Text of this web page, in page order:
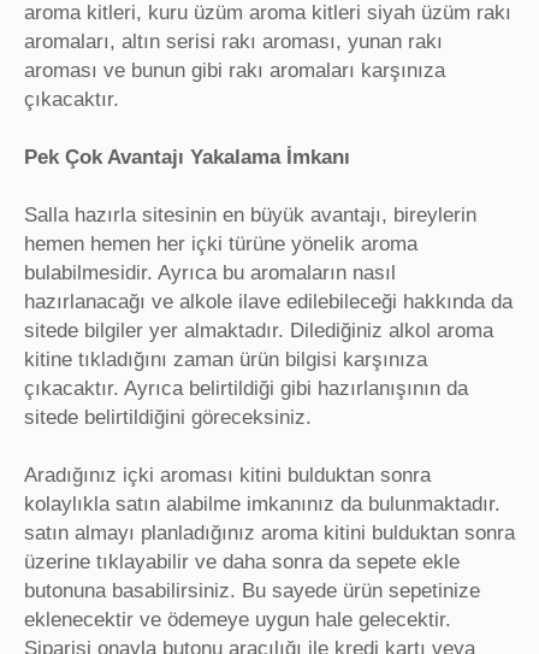
aroma kitleri, kuru üzüm aroma kitleri siyah üzüm rakı
aromaları, altın serisi rakı aroması, yunan rakı
aroması ve bunun gibi rakı aromaları karşınıza
çıkacaktır.
Pek Çok Avantajı Yakalama İmkanı
Salla hazırla sitesinin en büyük avantajı, bireylerin
hemen hemen her içki türüne yönelik aroma
bulabilmesidir. Ayrıca bu aromaların nasıl
hazırlanacağı ve alkole ilave edilebileceği hakkında da
sitede bilgiler yer almaktadır. Dilediğiniz alkol aroma
kitine tıkladığını zaman ürün bilgisi karşınıza
çıkacaktır. Ayrıca belirtildiği gibi hazırlanışının da
sitede belirtildiğini göreceksiniz.
Aradığınız içki aroması kitini bulduktan sonra
kolaylıkla satın alabilme imkanınız da bulunmaktadır.
satın almayı planladığınız aroma kitini bulduktan sonra
üzerine tıklayabilir ve daha sonra da sepete ekle
butonuna basabilirsiniz. Bu sayede ürün sepetinize
eklenecektir ve ödemeye uygun hale gelecektir.
Siparişi onayla butonu aracılığı ile kredi kartı veya